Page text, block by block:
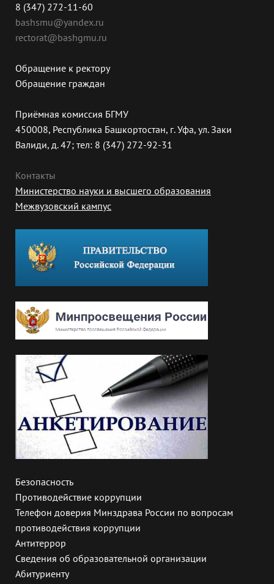
8 (347) 272-11-60
bashsmu@yandex.ru
rectorat@bashgmu.ru
Обращение к ректору
Обращение граждан
Приёмная комиссия БГМУ
450008, Республика Башкортостан, г. Уфа, ул. Заки
Валиди, д. 47; тел: 8 (347) 272-92-31
Контакты
Министерство науки и высшего образования
Межвузовский кампус
Безопасность
Противодействие коррупции
Телефон доверия Минздрава России по вопросам
противодействия коррупции
Антитеррор
Сведения об образовательной организации
Абитуриенту